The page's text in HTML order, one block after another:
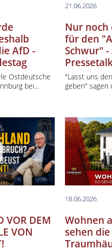
AfD -
Ostdeutsche
bei...
21.06.2026
Nur noch
für den
Schwur"
"Lasst uns
geben" sagen
VOR DEM
VON
18.06.2026
Wohnen
sehen